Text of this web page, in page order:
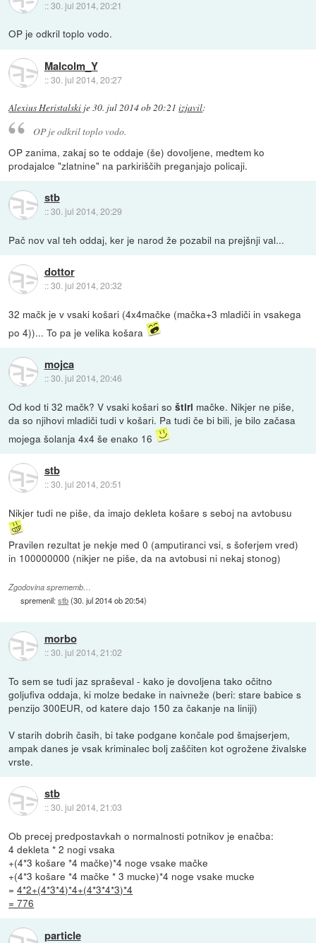
::30. jul 2014, 20:21
OP je odkril toplo vodo.
Malcolm_Y
::30. jul 2014, 20:27
Alexius Heristalski je30. jul 2014 ob 20:21 izjavil:
OP je odkril toplo vodo.
OP zanima, zakaj so te oddaje (še) dovoljene, medtem ko
prodajalce "zlatnine" na parkiriščih preganjajo policaji.
stb
::30. jul 2014, 20:29
Pač nov val teh oddaj, ker je narod že pozabil na prejšnji val...
dottor
::30. jul 2014, 20:32
32 mačk je v vsaki košari (4x4mačke (mačka+3 mladiči in vsakega
po 4))... To pa je velika košara
mojca
::30. jul 2014, 20:46
Od kod ti 32 mačk? V vsaki košari soštiri mačke. Nikjer ne piše,
da so njihovi mladiči tudi v košari. Pa tudi če bi bili, je bilo začasa
mojega šolanja 4x4 še enako 16
stb
::30. jul 2014, 20:51
Nikjer tudi ne piše, da imajo dekleta košare s seboj na avtobusu
Pravilen rezultat je nekje med 0 (amputiranci vsi, s šoferjem vred)
in 100000000 (nikjer ne piše, da na avtobusi ni nekaj stonog)
Zgodovina sprememb…
spremenil:stb(30. jul 2014 ob 20:54)
morbo
::30. jul 2014, 21:02
To sem se tudi jaz spraševal - kako je dovoljena tako očitno
goljufiva oddaja, ki molze bedake in naivneže (beri: stare babice s
penzijo 300EUR, od katere dajo 150 za čakanje na liniji)
V starih dobrih časih, bi take podgane končale pod šmajserjem,
ampak danes je vsak kriminalec bolj zaščiten kot ogrožene živalske
vrste.
stb
::30. jul 2014, 21:03
Ob precej predpostavkah o normalnosti potnikov je enačba:
4 dekleta * 2 nogi vsaka
+(4*3 košare *4 mačke)*4 noge vsake mačke
+(4*3 košare *4 mačke * 3 mucke)*4 noge vsake mucke
=4*2+(4*3*4)*4+(4*3*4*3)*4
= 776
particle